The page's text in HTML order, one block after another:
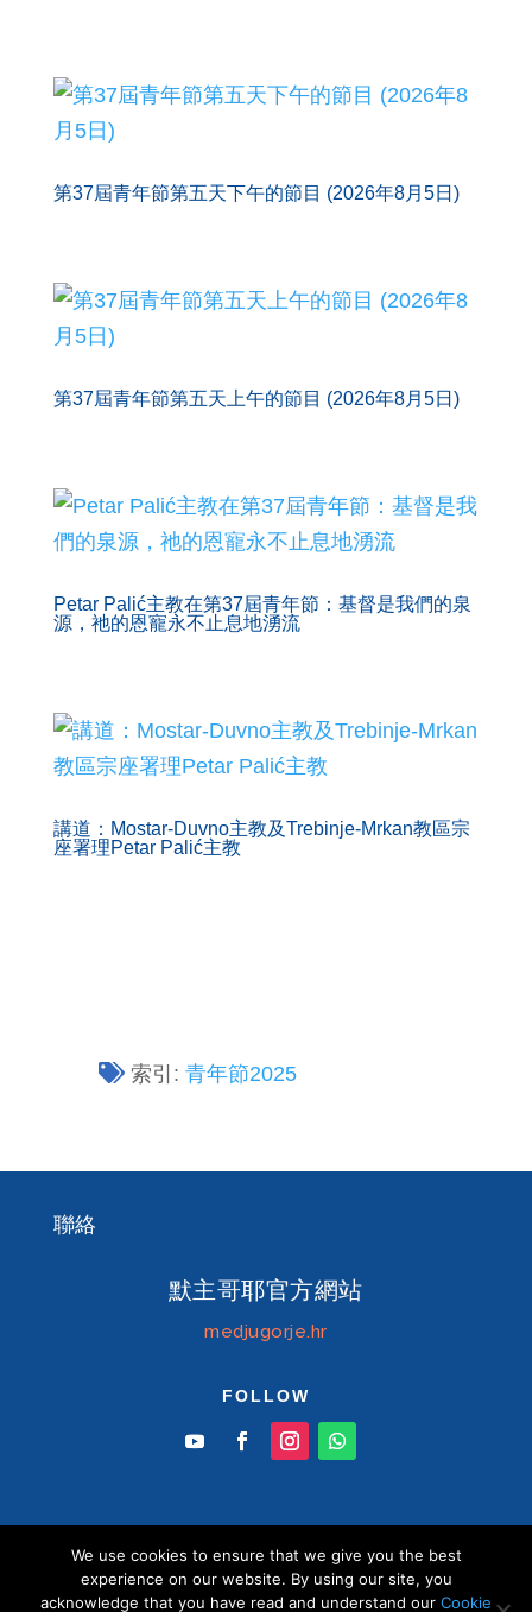
第37屆青年節第五天下午的節目 (2026年8月5日)
第37屆青年節第五天上午的節目 (2026年8月5日)
Petar Palić主教在第37屆青年節：基督是我們的泉
源，祂的恩寵永不止息地湧流
講道：Mostar-Duvno主教及Trebinje-Mrkan教區宗
座署理Petar Palić主教
索引:青年節2025
聯絡
默主哥耶官方網站
medjugorje.hr
FOLLOW
© Information centre "Mir" Medjugorje 2026 默
主哥耶中文官方網站 版權所有
We use cookies to ensure that we give you the best
experience on our website. By using our site, you
acknowledge that you have read and understand our Cookie